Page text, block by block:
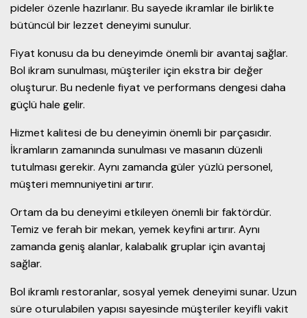
pideler özenle hazırlanır. Bu sayede ikramlar ile birlikte
bütüncül bir lezzet deneyimi sunulur.
Fiyat konusu da bu deneyimde önemli bir avantaj sağlar.
Bol ikram sunulması, müşteriler için ekstra bir değer
oluşturur. Bu nedenle fiyat ve performans dengesi daha
güçlü hale gelir.
Hizmet kalitesi de bu deneyimin önemli bir parçasıdır.
İkramların zamanında sunulması ve masanın düzenli
tutulması gerekir. Aynı zamanda güler yüzlü personel,
müşteri memnuniyetini artırır.
Ortam da bu deneyimi etkileyen önemli bir faktördür.
Temiz ve ferah bir mekan, yemek keyfini artırır. Aynı
zamanda geniş alanlar, kalabalık gruplar için avantaj
sağlar.
Bol ikramlı restoranlar, sosyal yemek deneyimi sunar. Uzun
süre oturulabilen yapısı sayesinde müşteriler keyifli vakit